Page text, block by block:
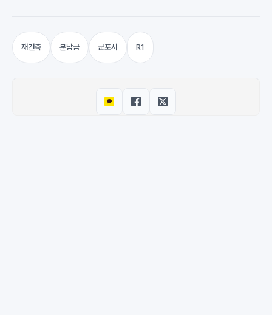
재건축 분담금 군포시 R1